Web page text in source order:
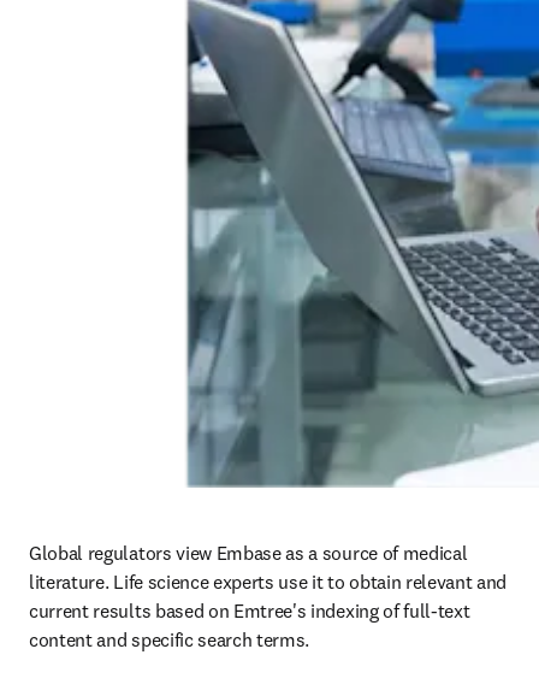
Global regulators view Embase as a source of medical
literature. Life science experts use it to obtain relevant and
current results based on Emtree's indexing of full-text
content and specific search terms.